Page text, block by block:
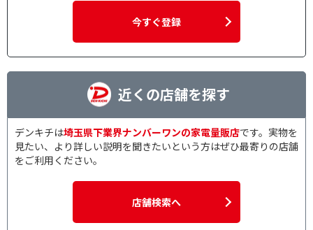
今すぐ登録
近くの店舗を探す
デンキチは埼玉県下業界ナンバーワンの家電量販店です。実物を
見たい、より詳しい説明を聞きたいという方はぜひ最寄りの店舗
をご利用ください。
店舗検索へ